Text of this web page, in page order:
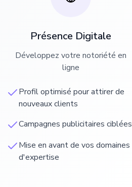
Présence Digitale
Développez votre notoriété en
ligne
Profil optimisé pour attirer de
nouveaux clients
Campagnes publicitaires ciblées
Mise en avant de vos domaines
d'expertise